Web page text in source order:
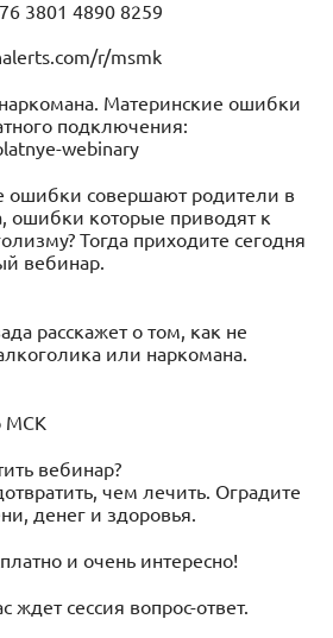
3801 4890 8259
r/msmk
наркомана. Материнские ошибки
подключения:
webinary
ошибки совершают родители в
ошибки которые приводят к
Тогда приходите сегодня
вебинар.
расскажет о том, как не
или наркомана.
МСК
вебинар?
чем лечить. Оградите
денег и здоровья.
и очень интересно!
ждет сессия вопрос-ответ.